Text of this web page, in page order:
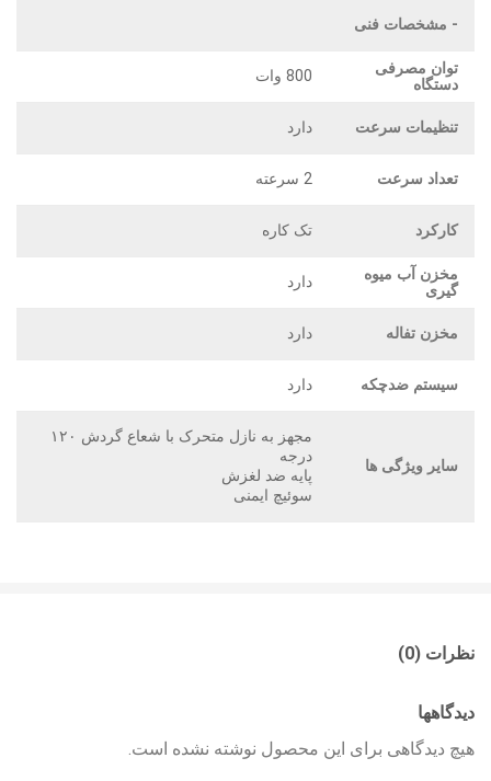
- مشخصات فنی
توان مصرفی
دستگاه
800 وات
تنظیمات سرعت دارد
تعداد سرعت 2 سرعته
کارکرد تک کاره
مخزن آب میوه
گیری
دارد
مخزن تفاله دارد
سیستم ضدچکه دارد
سایر ویژگی ها
مجهز به نازل متحرک با شعاع گردش ۱۲۰
درجه
پایه ضد لغزش
سوئیچ ایمنی
نظرات (0)
دیدگاهها
هیچ دیدگاهی برای این محصول نوشته نشده است.